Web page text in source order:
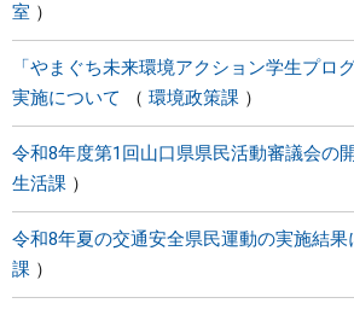
室
「やまぐち未来環境アクション学生プロ
実施について
環境政策課
令和8年度第1回山口県県民活動審議会の
生活課
令和8年夏の交通安全県民運動の実施結果
課